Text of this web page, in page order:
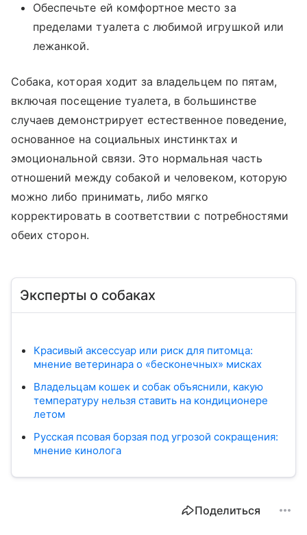
Обеспечьте ей комфортное место за
пределами туалета с любимой игрушкой или
лежанкой.
Собака, которая ходит за владельцем по пятам,
включая посещение туалета, в большинстве
случаев демонстрирует естественное поведение,
основанное на социальных инстинктах и
эмоциональной связи. Это нормальная часть
отношений между собакой и человеком, которую
можно либо принимать, либо мягко
корректировать в соответствии с потребностями
обеих сторон.
Эксперты о собаках
Красивый аксессуар или риск для питомца:
мнение ветеринара о «бесконечных» мисках
Владельцам кошек и собак объяснили, какую
температуру нельзя ставить на кондиционере
летом
Русская псовая борзая под угрозой сокращения:
мнение кинолога
Поделиться